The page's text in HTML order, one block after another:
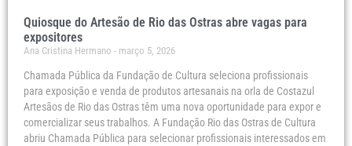
Quiosque do Artesão de Rio das Ostras abre vagas para
expositores
Ana Cristina Hermano março 5, 2026
Chamada Pública da Fundação de Cultura seleciona profissionais
para exposição e venda de produtos artesanais na orla de Costazul
Artesãos de Rio das Ostras têm uma nova oportunidade para expor e
comercializar seus trabalhos. A Fundação Rio das Ostras de Cultura
abriu Chamada Pública para selecionar profissionais interessados em